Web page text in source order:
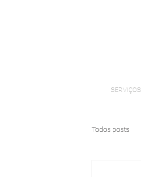
SERVIÇOS
Todos posts